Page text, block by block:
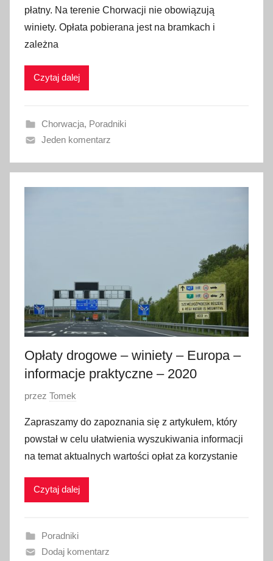
b
l
i
w
n
o
l
u
3
płatny. Na terenie Chorwacji nie obowiązują
winiety. Opłata pobierana jest na bramkach i
zależna
Czytaj dalej
Chorwacja, Poradniki
Jeden komentarz
Opłaty drogowe – winiety – Europa –
informacje praktyczne – 2020
O
u
b
l
i
a
n
przez Tomek
Zapraszamy do zapoznania się z artykułem, który
powstał w celu ułatwienia wyszukiwania informacji
na temat aktualnych wartości opłat za korzystanie
Czytaj dalej
Poradniki
Dodaj komentarz